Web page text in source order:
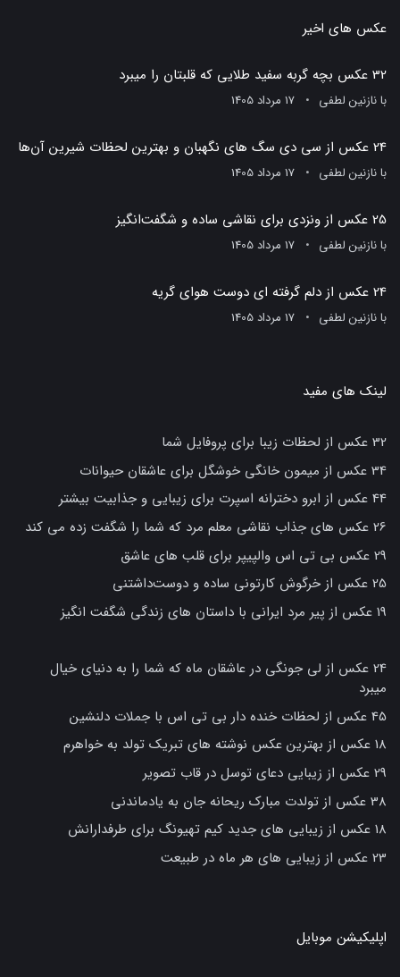
عکس های اخیر
32 عکس بچه گربه سفید طلایی که قلبتان را میبرد
بانازنین لطفی 17 مرداد 1405
24 عکس از سی دی سگ های نگهبان و بهترین لحظات شیرین آن‌ها
بانازنین لطفی 17 مرداد 1405
25 عکس از ونزدی برای نقاشی ساده و شگفت‌انگیز
بانازنین لطفی 17 مرداد 1405
24 عکس از دلم گرفته ای دوست هوای گریه
بانازنین لطفی 17 مرداد 1405
لینک های مفید
32 عکس از لحظات زیبا برای پروفایل شما
34 عکس از میمون خانگی خوشگل برای عاشقان حیوانات
44 عکس از ابرو دخترانه اسپرت برای زیبایی و جذابیت بیشتر
26 عکس های جذاب نقاشی معلم مرد که شما را شگفت زده می کند
29 عکس بی تی اس والپیپر برای قلب های عاشق
25 عکس از خرگوش کارتونی ساده و دوست‌داشتنی
19 عکس از پیر مرد ایرانی با داستان های زندگی شگفت انگیز
24 عکس از لی جونگی در عاشقان ماه که شما را به دنیای خیال
میبرد
45 عکس از لحظات خنده دار بی تی اس با جملات دلنشین
18 عکس از بهترین عکس نوشته های تبریک تولد به خواهرم
29 عکس از زیبایی دعای توسل در قاب تصویر
38 عکس از تولدت مبارک ریحانه جان به یادماندنی
18 عکس از زیبایی های جدید کیم تهیونگ برای طرفدارانش
23 عکس از زیبایی های هر ماه در طبیعت
اپلیکیشن موبایل